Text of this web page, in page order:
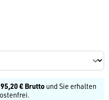
95,20 € Brutto und Sie erhalten